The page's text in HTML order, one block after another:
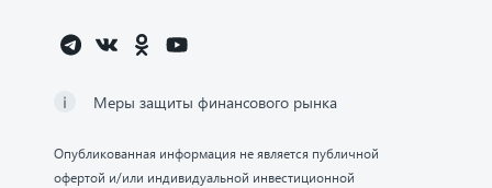
Меры защиты финансового рынка
Опубликованная информация не является публичной
офертой и/или индивидуальной инвестиционной